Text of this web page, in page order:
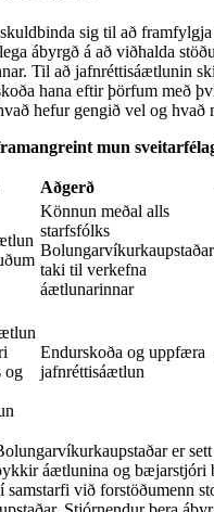
sig til að
ábyrgð á að viðhalda
Til að jafnréttisáætlunin
hana eftir þörfum með
hefur gengið vel og hvað
mun
Aðgerð
Könnun meðal alls
starfsfólks
Bolungarvíkurkaupstaðar
taki til verkefna
áætlunarinnar
og
Endurskoða og uppfæra
jafnréttisáætlun
er
áætlunina og bæjarstjóri
við forstöðumenn